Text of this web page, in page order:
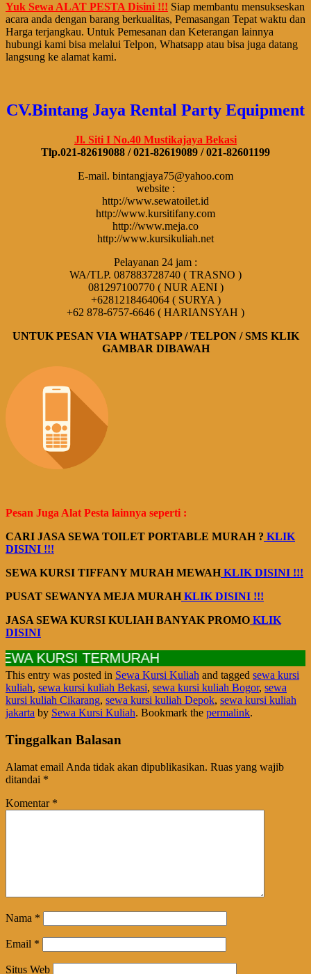
Yuk Sewa ALAT PESTA Disini !!! Siap membantu mensukseskan
acara anda dengan barang berkualitas, Pemasangan Tepat waktu dan
Harga terjangkau. Untuk Pemesanan dan Keterangan lainnya
hubungi kami bisa melalui Telpon, Whatsapp atau bisa juga datang
langsung ke alamat kami.
CV.Bintang Jaya Rental Party Equipment
Jl. Siti I No.40 Mustikajaya Bekasi
Tlp.021-82619088 / 021-82619089 / 021-82601199
E-mail. bintangjaya75@yahoo.com
website :
http://www.sewatoilet.id
http://www.kursitifany.com
http://www.meja.co
http://www.kursikuliah.net
Pelayanan 24 jam :
WA/TLP. 087883728740 ( TRASNO )
081297100770 ( NUR AENI )
+6281218464064 ( SURYA )
+62 878-6757-6646 ( HARIANSYAH )
UNTUK PESAN VIA WHATSAPP / TELPON / SMS KLIK
GAMBAR DIBAWAH
Pesan Juga Alat Pesta lainnya seperti :
CARI JASA SEWA TOILET PORTABLE MURAH ? KLIK
DISINI !!!
SEWA KURSI TIFFANY MURAH MEWAHKLIK DISINI !!!
PUSAT SEWANYA MEJA MURAHKLIK DISINI !!!
JASA SEWA KURSI KULIAH BANYAK PROMO KLIK
DISINI
KURSI TERMURAH
This entry was posted in Sewa Kursi Kuliah and tagged sewa kursi
kuliah, sewa kursi kuliah Bekasi, sewa kursi kuliah Bogor, sewa
kursi kuliah Cikarang, sewa kursi kuliah Depok, sewa kursi kuliah
jakarta by Sewa Kursi Kuliah. Bookmark the permalink.
Tinggalkan Balasan
Alamat email Anda tidak akan dipublikasikan. Ruas yang wajib
ditandai *
Komentar *
Nama *
Email *
Situs Web